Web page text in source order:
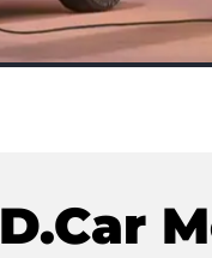
D.Car